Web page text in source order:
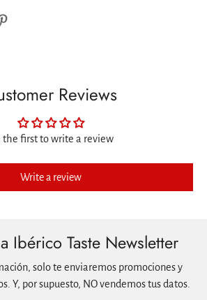
Reviews
the first to write a review
Write a review
Ibérico Taste Newsletter
solo te enviaremos promociones y
Y, por supuesto, NO vendemos tus datos.